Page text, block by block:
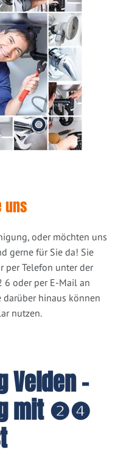
uns
oder möchten uns
gerne für Sie da! Sie
per Telefon unter der
oder per E-Mail an
darüber hinaus können
nutzen.
Velden -
mit ❷❹